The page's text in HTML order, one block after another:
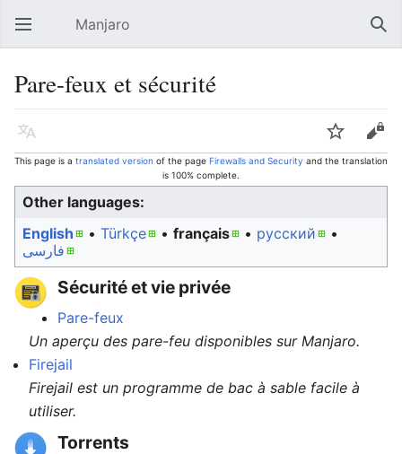
Open main menu Manjaro
Pare-feux et sécurité
Language Watch Edit
This page is a translated version of the page Firewalls and Security and the translation
is 100% complete.
Other languages:
English
• ‎ Türkçe • ‎ français • ‎ русский
•
فارسی
Sécurité et vie privée
Pare-feux
Un aperçu des pare-feu disponibles sur Manjaro.
Firejail
Firejail est un programme de bac à sable facile à
utiliser.
Torrents